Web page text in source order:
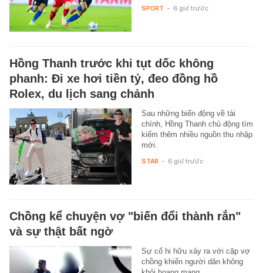
SPORT - 6 giờ trước
Hồng Thanh trước khi tụt dốc không
phanh: Đi xe hơi tiền tỷ, đeo đồng hồ
Rolex, du lịch sang chảnh
Sau những biến động về tài
chính, Hồng Thanh chủ động tìm
kiếm thêm nhiều nguồn thu nhập
mới.
STAR - 6 giờ trước
Chồng kể chuyện vợ "biến đổi thành rắn"
và sự thật bất ngờ
Sự cố hi hữu xảy ra với cặp vợ
chồng khiến người dân không